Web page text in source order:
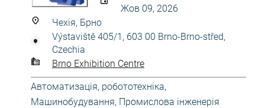
Жов 09, 2026
Чехія, Брно
Výstaviště 405/1, 603 00 Brno-Brno-střed,
Czechia
Brno Exhibition Centre
Автоматизація, робототехніка,
Машинобудування, Промислова інженерія